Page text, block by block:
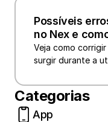
Possíveis
no Nex e
Veja como
surgir durante a
Categorias
App